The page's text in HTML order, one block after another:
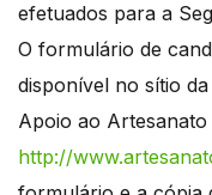
efetuados para a
O formulário de
disponível no sítio
Apoio ao
http://